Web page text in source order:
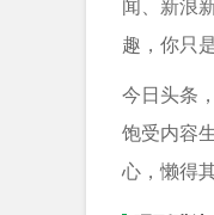
闻、新浪
趣，你只
今日头条
饱受内容
心，懒得其